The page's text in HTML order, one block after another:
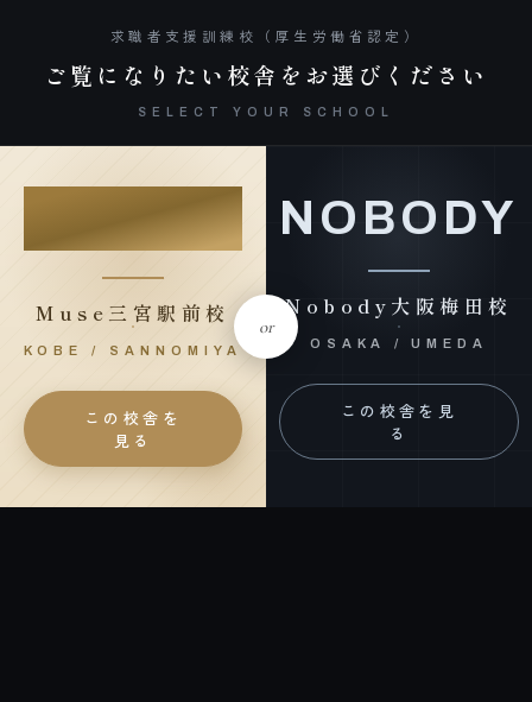
求職者支援訓練校（厚生労働省認定）
ご覧になりたい校舎をお選びください
SELECT YOUR SCHOOL
Muse
Muse三宮駅前校
KOBE / SANNOMIYA
この校舎を
見る
NOBODY
Nobody大阪梅田校
OSAKA / UMEDA
この校舎を見
る
or